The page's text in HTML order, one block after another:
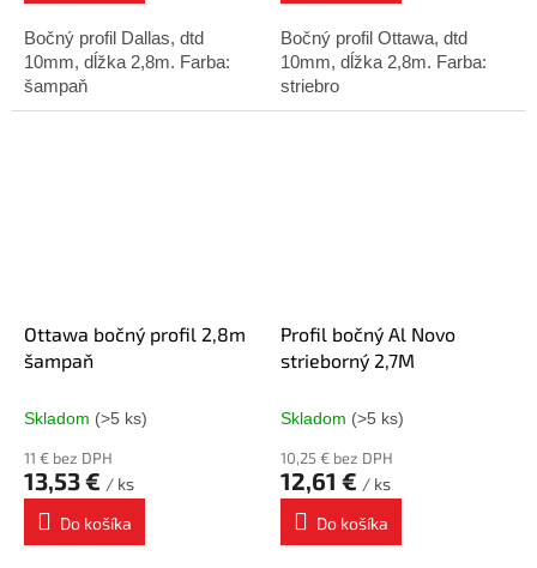
Bočný profil Dallas, dtd
10mm, dĺžka 2,8m. Farba:
šampaň
Bočný profil Ottawa, dtd
10mm, dĺžka 2,8m. Farba:
striebro
Ottawa bočný profil 2,8m
šampaň
Skladom (>5 ks)
11 € bez DPH
13,53 € / ks
Do košíka
Profil bočný Al Novo
strieborný 2,7M
Skladom (>5 ks)
10,25 € bez DPH
12,61 € / ks
Do košíka